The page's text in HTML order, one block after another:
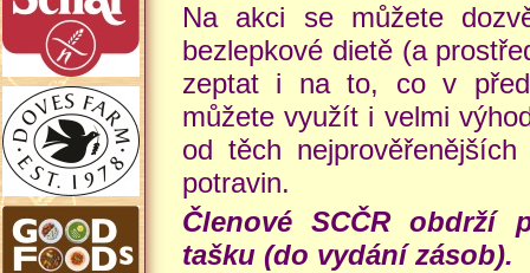
Na akci se můžete
bezlepkové dietě (a
zeptat i na to, co v
můžete využít i velmi
od těch
potravin.
Členové SCČR obdrží
tašku (do vydání zásob).